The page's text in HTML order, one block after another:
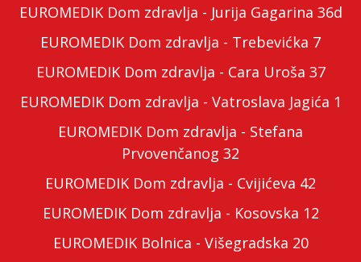
EUROMEDIK Dom zdravlja - Jurija Gagarina 36d
EUROMEDIK Dom zdravlja - Trebevićka 7
EUROMEDIK Dom zdravlja - Cara Uroša 37
EUROMEDIK Dom zdravlja - Vatroslava Jagića 1
EUROMEDIK Dom zdravlja - Stefana
Prvovenčanog 32
EUROMEDIK Dom zdravlja - Cvijićeva 42
EUROMEDIK Dom zdravlja - Kosovska 12
EUROMEDIK Bolnica - Višegradska 20